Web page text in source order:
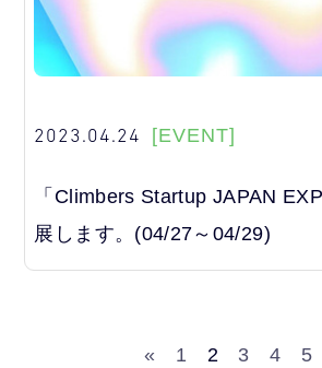
2023.04.24 [EVENT]
「Climbers Startup JAPAN
展します。(04/27～04/29)
« 1 2 3 4 5